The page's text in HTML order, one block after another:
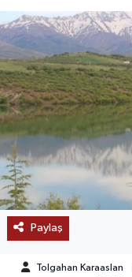
Paylaş
Tolgahan Karaaslan
MAGAZİN
SAĞLIK
EĞİTİM
BÖLGE
KEŞFET
POPÜLER
Haber Arşivi